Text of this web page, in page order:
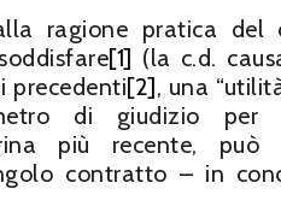
ragione pratica del
[1] (la c.d.
precedenti[2], una
di giudizio per
più recente, può
contratto – in